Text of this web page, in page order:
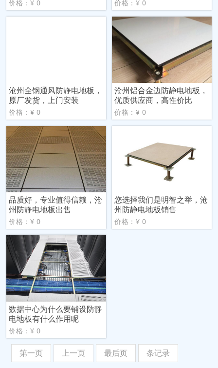
价格：¥ 0 价格：¥ 0
沧州全钢通风防静电地板，
原厂发货，上门安装
价格：¥ 0
沧州铝合金边防静电地板，
优质供应商，高性价比
价格：¥ 0
品质好，专业值得信赖，沧
州防静电地板出售
价格：¥ 0
您选择我们是明智之举，沧
州防静电地板销售
价格：¥ 0
数据中心为什么要铺设防静
电地板有什么作用呢
价格：¥ 0
第一页 上一页 最后页 条记录